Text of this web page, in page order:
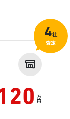
万
円
4社
査定